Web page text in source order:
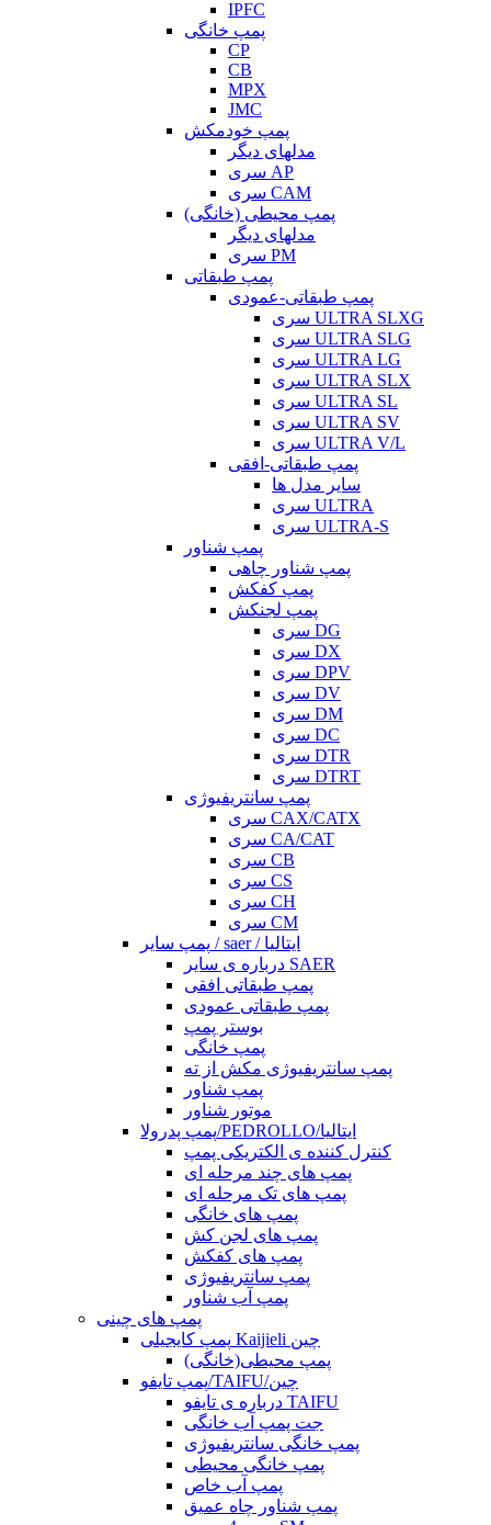
IPFC
پمپ خانگی
CP
CB
MPX
JMC
پمپ خودمکش
مدلهای دیگر
سری AP
سری CAM
پمپ محیطی (خانگی)
مدلهای دیگر
سری PM
پمپ طبقاتی
پمپ طبقاتی-عمودی
سری ULTRA SLXG
سری ULTRA SLG
سری ULTRA LG
سری ULTRA SLX
سری ULTRA SL
سری ULTRA SV
سری ULTRA V/L
پمپ طبقاتی-افقی
سایر مدل ها
سری ULTRA
سری ULTRA-S
پمپ شناور
پمپ شناور چاهی
پمپ کفکش
پمپ لجنکش
سری DG
سری DX
سری DPV
سری DV
سری DM
سری DC
سری DTR
سری DTRT
پمپ سانتریفیوژی
سری CAX/CATX
سری CA/CAT
سری CB
سری CS
سری CH
سری CM
پمپ سایر / saer / ایتالیا
درباره ی سایر SAER
پمپ طبقاتی افقی
پمپ طبقاتی عمودی
بوستر پمپ
پمپ خانگی
پمپ سانتریفیوژی مکش از ته
پمپ شناور
موتور شناور
پمپ پدرولا/PEDROLLO/ایتالیا
کنترل کننده ی الکتریکی پمپ
پمپ های چند مرحله ای
پمپ های تک مرحله ای
پمپ های خانگی
پمپ های لجن کش
پمپ های کفکش
پمپ سانتریفیوژی
پمپ آب شناور
پمپ های چینی
پمپ کایجیلی Kaijieli چین
پمپ محیطی(خانگی)
پمپ تایفو/TAIFU/چین
درباره ی تایفو TAIFU
جت پمپ آب خانگی
پمپ خانگی سانتریفیوژی
پمپ خانگی محیطی
پمپ آب خاص
پمپ شناور چاه عمیق